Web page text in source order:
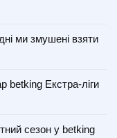
ми змушені взяти
betking Екстра-ліги
сезон у betking